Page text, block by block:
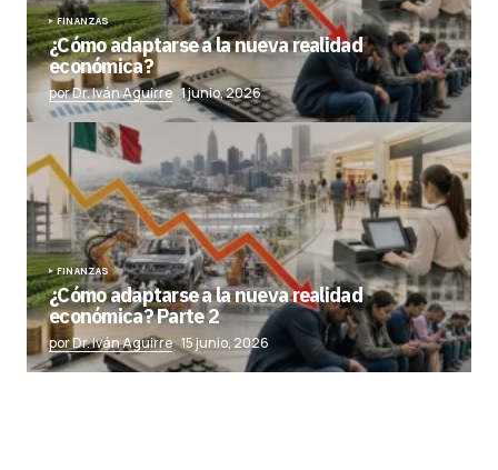
FINANZAS
¿Cómo adaptarse a la nueva realidad
económica?
por Dr. Iván Aguirre 1 junio, 2026
FINANZAS
¿Cómo adaptarse a la nueva realidad
económica? Parte 2
por Dr. Iván Aguirre 15 junio, 2026